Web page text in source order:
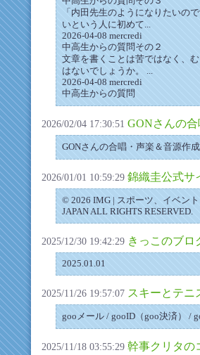
「内田先生のようになりたい
いという人に初めて...
2026-04-08 mercredi
中高生からの質問その２
文章を書くことは苦ではなく、
はないでしょうか。 ...
2026-04-08 mercredi
中高生からの質問
2026/02/04 17:30:51 GONさんの
GONさんの合唱・声楽＆音源作
2026/01/01 10:59:29 錦織圭公式サ
© 2026 IMG | スポーツ、イベン
JAPAN ALL RIGHTS RESERVED.
2025/12/30 19:42:29 きっこのブロ
2025.01.01
2025/11/26 19:57:07 スキーとテニ
gooメール / gooID（goo決済） /
2025/11/18 03:55:29 幹事クリタの